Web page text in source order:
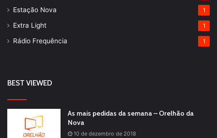
Estação Nova 1
Extra Light 1
Rádio Frequência 1
BEST VIEWED
As mais pedidas da semana – Orelhão da
Nova
10 de dezembro de 2018